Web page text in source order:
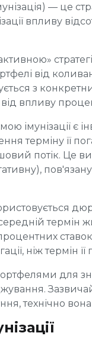
— це
впливу
від
з
впливу
імунізації є
терміну її
потік. Це
термін
ніж термін
для
технічно вона